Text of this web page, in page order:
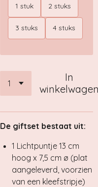
1 stuk 2 stuks
3 stuks 4 stuks
In
De giftset bestaat uit:
1 Lichtpuntje 13 cm
hoog x 7,5 cm ø (plat
aangeleverd, voorzien
van een kleefstripje)